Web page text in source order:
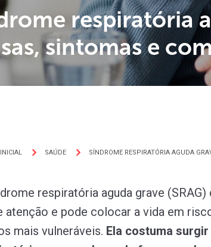
respiratória
sintomas e
SAÚDE SÍNDROME RESPIRATÓRIA AGUDA
respiratória aguda grave
atenção e pode colocar a vida em
mais vulneráveis. Ela costuma